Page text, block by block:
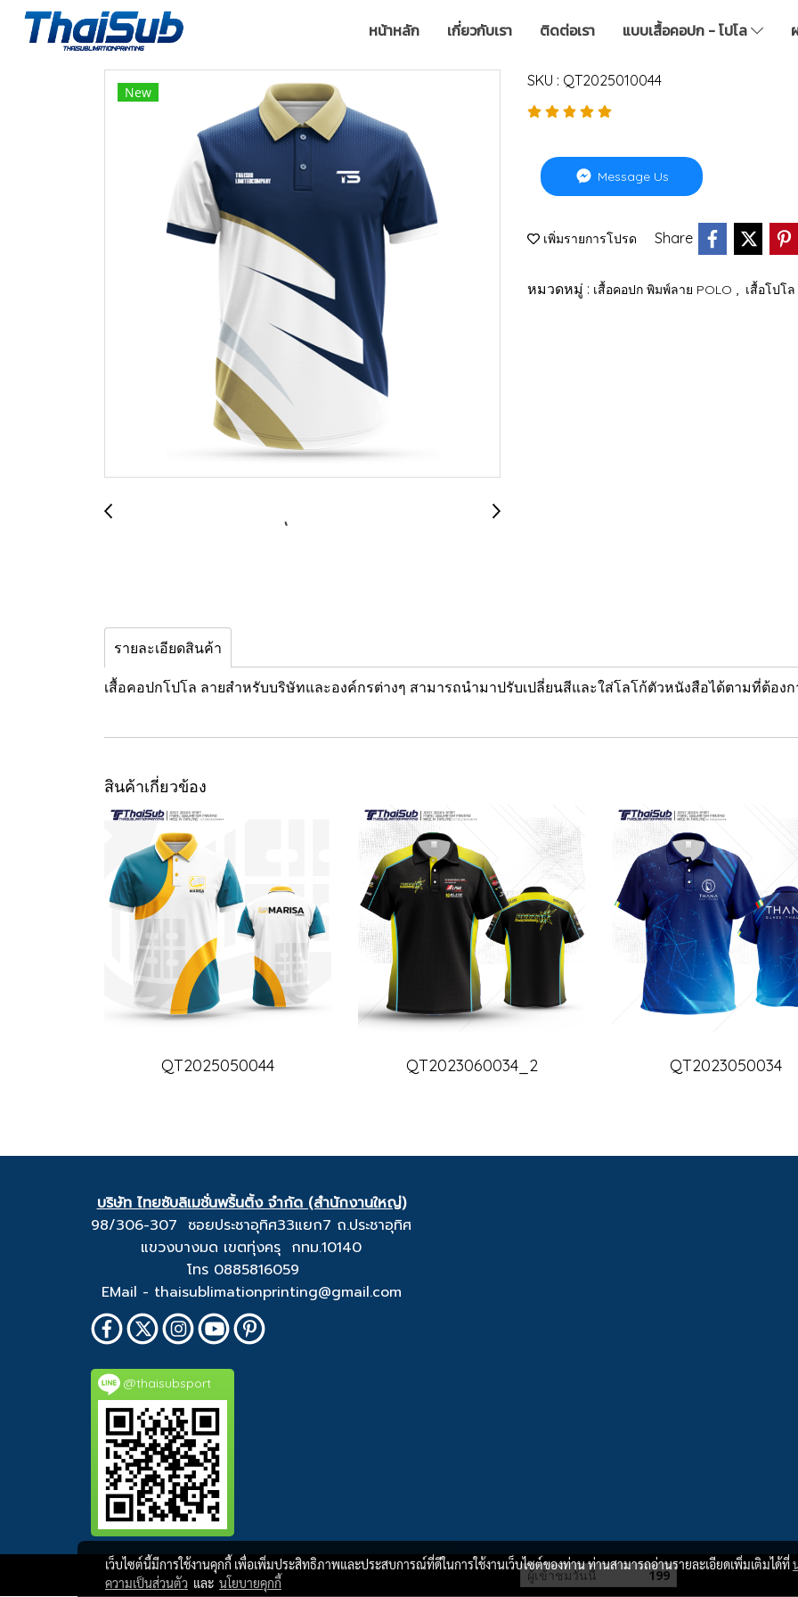
หน้าหลัก เกี่ยวกับเรา ติดต่อเรา แบบเสื้อคอปก - โปโล
New
SKU : QT2025010044
Message Us
เพิ่มรายการโปรด Share
หมวดหมู่ : เสื้อคอปก พิมพ์ลาย POLO เสื้อโปโ
รายละเอียดสินค้า
เสื้อคอปกโปโล ลายสำหรับบริษัทและองค์กรต่างๆ สามารถนำมาปรับเปลี่ยนสีและใส่โลโก้ตัวหนังสือได้ตามที่ต้องก
สินค้าเกี่ยวข้อง
QT2025050044 QT2023060034_2 QT2023050034
บริษัท ไทยซับลิเมชั่นพริ้นติ้ง จำกัด (สำนักงานใหญ่)
98/306-307 ซอยประชาอุทิศ33แยก7 ถ.ประชาอุทิศ
แขวงบางมด เขตทุ่งครุ กทม.10140
โทร 0885816059
EMail - thaisublimationprinting@gmail.com
@thaisubsport
ผู้เข้าชมวันนี้ 199
เว็บไซต์นี้มีการใช้งานคุกกี้ เพื่อเพิ่มประสิทธิภาพและประสบการณ์ที่ดีในการใช้งานเว็บไซต์ของท่าน ท่านสามารถอ่านรายละเอียดเพิ่มเติมได้ที่
ความเป็นส่วนตัว และ นโยบายคุกกี้